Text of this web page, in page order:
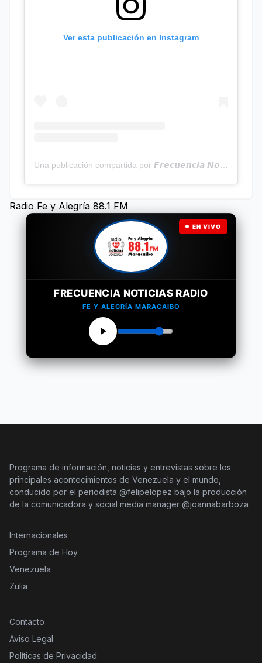
Ver esta publicación en Instagram
Radio Fe y Alegría 88.1 FM
EN VIVO
FRECUENCIA NOTICIAS RADIO
FE Y ALEGRÍA MARACAIBO
Programa de información, noticias y entrevistas sobre los
principales acontecimientos de Venezuela y el mundo,
conducido por el periodista @felipelopez bajo la producción
de la comunicadora y social media manager @joannabarboza
Internacionales
Programa de Hoy
Venezuela
Zulia
Contacto
Aviso Legal
Políticas de Privacidad